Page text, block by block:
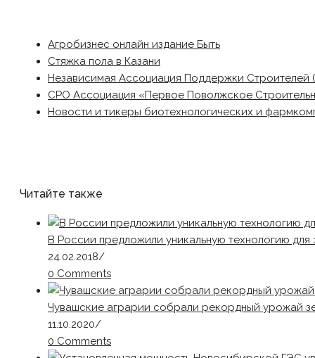
Агробизнес онлайн издание Быть
Стяжка пола в Казани
Независимая Ассоциация Поддержки Строителей
СРО Ассоциация «Первое Поволжское
Новости и тикеры биотехнологических и
Читайте также
В России предложили уникальную технологию
24.02.2018/
0 Comments
Чувашские аграрии собрали рекордный урожай
11.10.2020/
0 Comments